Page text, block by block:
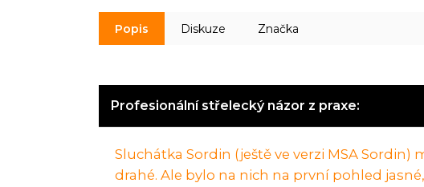
Popis Diskuze Značka
Profesionální střelecký názor z praxe:
Sluchátka Sordin (ještě ve verzi MSA
drahé. Ale bylo na nich na první pohled